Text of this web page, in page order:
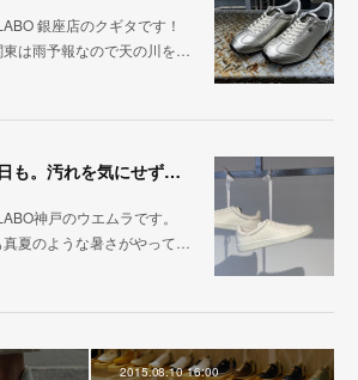
銀座店のクギタです！
は雨予報なので天の川を…
仕事の日も、休みの日も。汚れを気にせず毎日履ける『PUNCH-WP_WHT』
神戸のウエムラです。
夏のような暑さがやって…
2015.08.10 16:00